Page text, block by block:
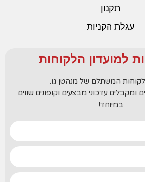
תקנון
עגלת הקניות
למועדון הלקוחות
המשתלם של מנהטן גו.
עדכוני מבצעים וקופונים שווים
במיוחד!